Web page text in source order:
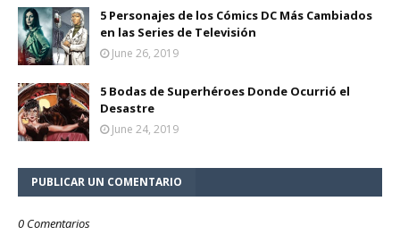
5 Personajes de los Cómics DC Más Cambiados
en las Series de Televisión
June 26, 2019
5 Bodas de Superhéroes Donde Ocurrió el
Desastre
June 24, 2019
PUBLICAR UN COMENTARIO
0 Comentarios